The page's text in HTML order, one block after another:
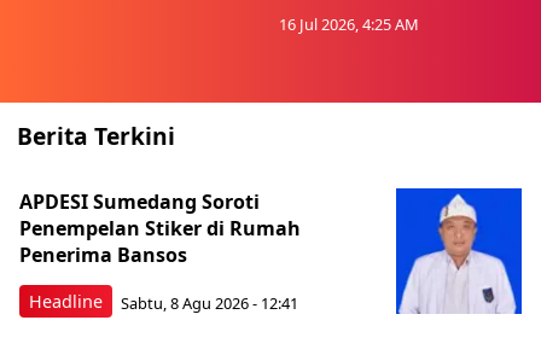
16 Jul 2026, 4:25 AM
Berita Terkini
Headline
APDESI Sumedang Soroti
Penempelan Stiker di Rumah
Penerima Bansos
Sabtu, 8 Agu 2026 - 12:41